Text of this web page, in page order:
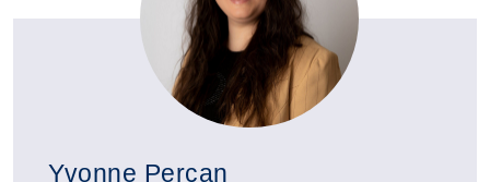
Yvonne Percan